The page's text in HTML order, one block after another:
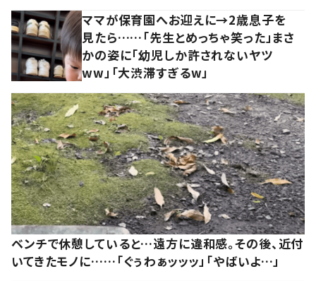
ママが保育園へお迎えに→2歳息子を
見たら……「先生とめっちゃ笑った」まさ
かの姿に「幼児しか許されないヤツ
ww」「大渋滞すぎるw」
ベンチで休憩していると…遠方に違和感。その後、近付
いてきたモノに……「ぐぅわぁッッッ」「やばいよ…」